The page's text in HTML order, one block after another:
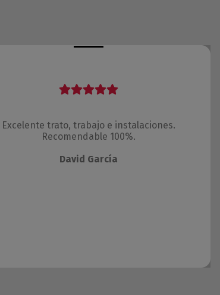
Excelente trato, trabajo e instalaciones.
Recomendable 100%.
David García